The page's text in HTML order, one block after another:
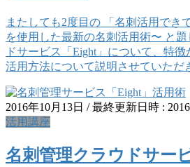
またしても2度目の 「名刺活用でき
を使用した最新の名刺活用術〜 と
ドサービス「Eight」について、特
活用方法について説明させていた
2016年10月13日 / 最終更新日時 :
活用講座
名刺管理クラウドサー